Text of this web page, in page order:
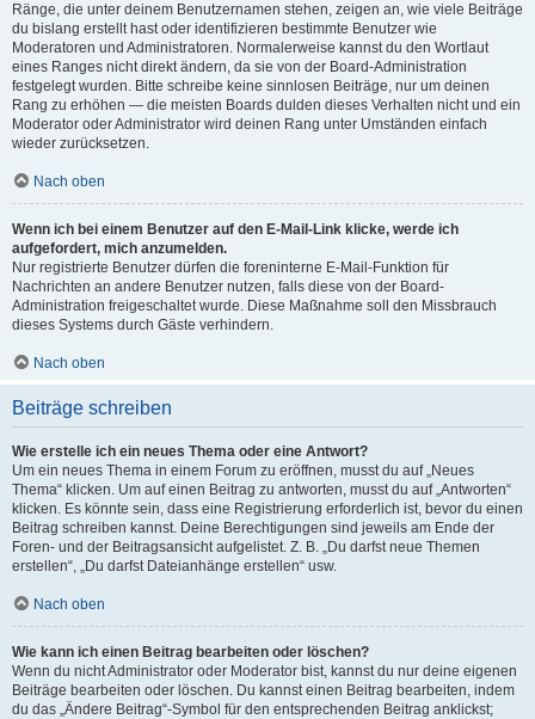
Ränge, die unter deinem Benutzernamen stehen, zeigen an, wie viele Beiträge
du bislang erstellt hast oder identifizieren bestimmte Benutzer wie
Moderatoren und Administratoren. Normalerweise kannst du den Wortlaut
eines Ranges nicht direkt ändern, da sie von der Board-Administration
festgelegt wurden. Bitte schreibe keine sinnlosen Beiträge, nur um deinen
Rang zu erhöhen — die meisten Boards dulden dieses Verhalten nicht und ein
Moderator oder Administrator wird deinen Rang unter Umständen einfach
wieder zurücksetzen.
Nach oben
Wenn ich bei einem Benutzer auf den E-Mail-Link klicke, werde ich
aufgefordert, mich anzumelden.
Nur registrierte Benutzer dürfen die foreninterne E-Mail-Funktion für
Nachrichten an andere Benutzer nutzen, falls diese von der Board-
Administration freigeschaltet wurde. Diese Maßnahme soll den Missbrauch
dieses Systems durch Gäste verhindern.
Nach oben
Beiträge schreiben
Wie erstelle ich ein neues Thema oder eine Antwort?
Um ein neues Thema in einem Forum zu eröffnen, musst du auf „Neues
Thema“ klicken. Um auf einen Beitrag zu antworten, musst du auf „Antworten“
klicken. Es könnte sein, dass eine Registrierung erforderlich ist, bevor du einen
Beitrag schreiben kannst. Deine Berechtigungen sind jeweils am Ende der
Foren- und der Beitragsansicht aufgelistet. Z. B. „Du darfst neue Themen
erstellen“, „Du darfst Dateianhänge erstellen“ usw.
Nach oben
Wie kann ich einen Beitrag bearbeiten oder löschen?
Wenn du nicht Administrator oder Moderator bist, kannst du nur deine eigenen
Beiträge bearbeiten oder löschen. Du kannst einen Beitrag bearbeiten, indem
du das „Ändere Beitrag“-Symbol für den entsprechenden Beitrag anklickst;